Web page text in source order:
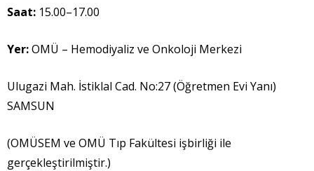
Saat: 15.00–17.00
Yer:OMÜ – Hemodiyaliz ve Onkoloji Merkezi
Ulugazi Mah. İstiklal Cad. No:27 (Öğretmen Evi Yanı)
SAMSUN
(OMÜSEM ve OMÜ Tıp Fakültesi işbirliği ile
gerçekleştirilmiştir.)